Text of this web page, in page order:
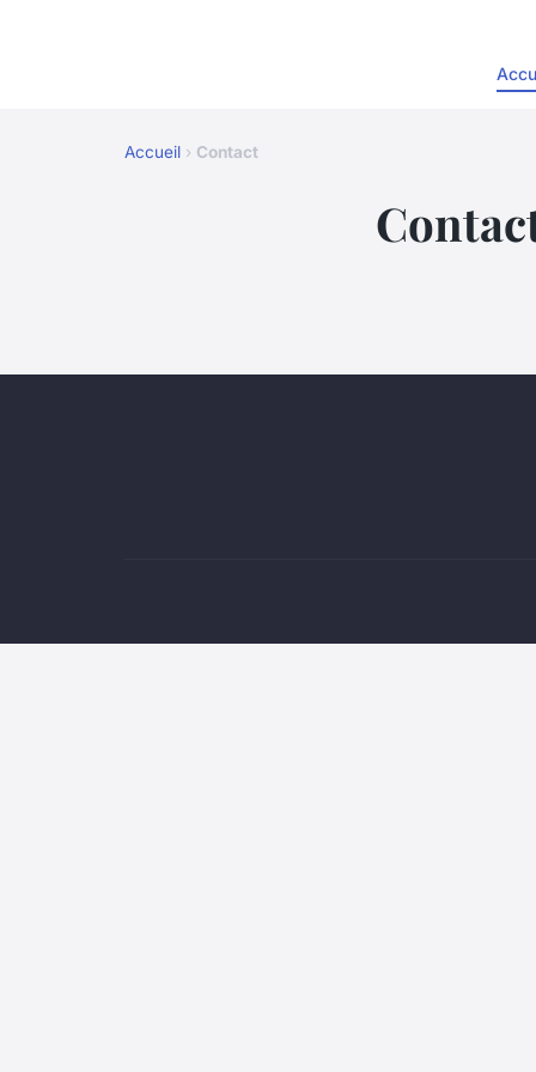
Accueil › Contact